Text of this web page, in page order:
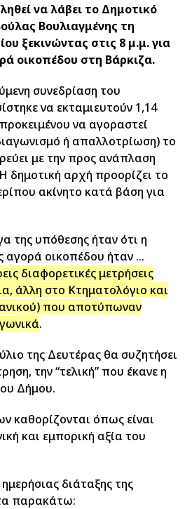
να λάβει το Δημοτικό
Βουλιαγμένης τη
ξεκινώντας στις 8 μ.μ. για
οικοπέδου στη Βάρκιζα.
συνεδρίαση του
να εκταμιευτούν 1,14
να αγοραστεί
ή απαλλοτρίωση) το
με την προς ανάπλαση
δημοτική αρχή προορίζει το
ακίνητο κατά βάση για
της υπόθεσης ήταν ότι η
αγορά οικοπέδου ήταν …
διαφορετικές μετρήσεις
άλλη στο Κτηματολόγιο και
που αποτύπωναν
.
της Δευτέρας θα συζητήσει
την “τελική” που έκανε η
Δήμου.
καθορίζονται όπως είναι
και εμπορική αξία του
διάταξης της
παρακάτω: